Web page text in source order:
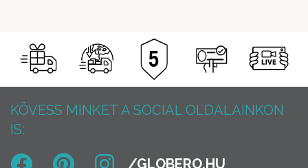
KÖVESS MINKET A SOCIAL OLDALAINKON
IS: